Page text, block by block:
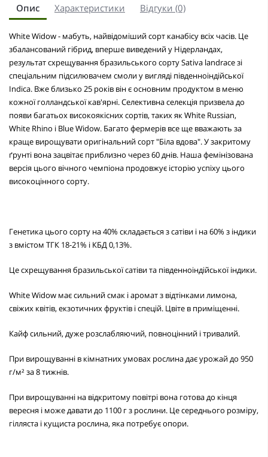
Опис Характеристики Відгуки (0)
White Widow - мабуть, найвідоміший сорт канабісу всіх часів. Це
збалансований гібрид, вперше виведений у Нідерландах,
результат схрещування бразильського сорту Sativa landrace зі
спеціальним підсилювачем смоли у вигляді південноіндійської
Indica. Вже близько 25 років він є основним продуктом в меню
кожної голландської кав'ярні. Селективна селекція призвела до
появи багатьох високоякісних сортів, таких як White Russian,
White Rhino і Blue Widow. Багато фермерів все ще вважають за
краще вирощувати оригінальний сорт "Біла вдова". У закритому
ґрунті вона зацвітає приблизно через 60 днів. Наша фемінізована
версія цього вічного чемпіона продовжує історію успіху цього
високоцінного сорту.
Генетика цього сорту на 40% складається з сатіви і на 60% з індики
з вмістом ТГК 18-21% і КБД 0,13%.
Це схрещування бразильської сатіви та південноіндійської індики.
White Widow має сильний смак і аромат з відтінками лимона,
свіжих квітів, екзотичних фруктів і спецій. Цвіте в приміщенні.
Кайф сильний, дуже розслабляючий, повноцінний і тривалий.
При вирощуванні в кімнатних умовах рослина дає урожай до 950
г/м² за 8 тижнів.
При вирощуванні на відкритому повітрі вона готова до кінця
вересня і може давати до 1100 г з рослини. Це середнього розміру,
гілляста і кущиста рослина, яка потребує опори.